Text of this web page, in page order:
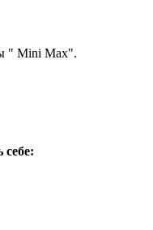
" Mini Max".
себе: